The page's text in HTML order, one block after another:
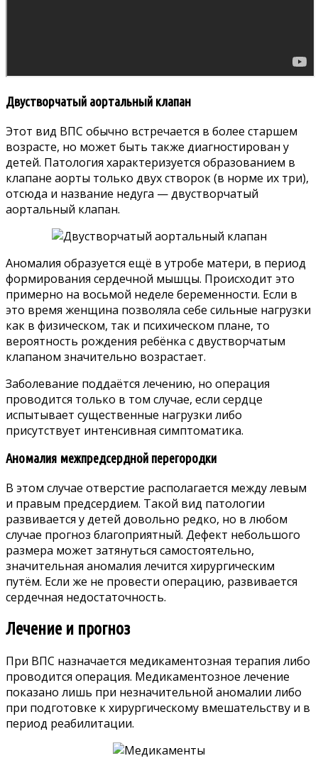
Двустворчатый аортальный клапан
Этот вид ВПС обычно встречается в более старшем
возрасте, но может быть также диагностирован у
детей. Патология характеризуется образованием в
клапане аорты только двух створок (в норме их три),
отсюда и название недуга — двустворчатый
аортальный клапан.
Аномалия образуется ещё в утробе матери, в период
формирования сердечной мышцы. Происходит это
примерно на восьмой неделе беременности. Если в
это время женщина позволяла себе сильные нагрузки
как в физическом, так и психическом плане, то
вероятность рождения ребёнка с двустворчатым
клапаном значительно возрастает.
Заболевание поддаётся лечению, но операция
проводится только в том случае, если сердце
испытывает существенные нагрузки либо
присутствует интенсивная симптоматика.
Аномалия межпредсердной перегородки
В этом случае отверстие располагается между левым
и правым предсердием. Такой вид патологии
развивается у детей довольно редко, но в любом
случае прогноз благоприятный. Дефект небольшого
размера может затянуться самостоятельно,
значительная аномалия лечится хирургическим
путём. Если же не провести операцию, развивается
сердечная недостаточность.
Лечение и прогноз
При ВПС назначается медикаментозная терапия либо
проводится операция. Медикаментозное лечение
показано лишь при незначительной аномалии либо
при подготовке к хирургическому вмешательству и в
период реабилитации.